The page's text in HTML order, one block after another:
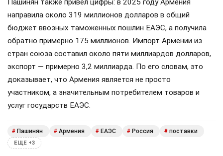
Пашинян также привёл цифры: в 2025 году Армения
направила около 319 миллионов долларов в общий
бюджет ввозных таможенных пошлин ЕАЭС, а получила
обратно примерно 175 миллионов. Импорт Армении из
стран союза составил около пяти миллиардов долларов,
экспорт — примерно 3,2 миллиарда. По его словам, это
доказывает, что Армения является не просто
участником, а значительным потребителем товаров и
услуг государств ЕАЭС.
# Пашинян # Армения # ЕАЭС # Россия # поставки
ЕЩЕ +3